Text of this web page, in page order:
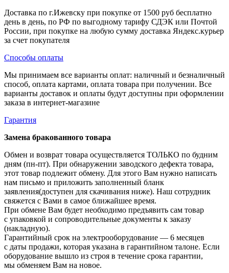
Доставка по г.Ижевску при покупке от 1500 руб бесплатно
день в день, по РФ по выгодному тарифу СДЭК или Почтой
России, при покупке на любую сумму доставка Яндекс.курьер
за счет покупателя
Способы оплаты
Мы принимаем все варианты оплат: наличный и безналичный
способ, оплата картами, оплата товара при получении. Все
варианты доставок и оплаты будут доступны при оформлении
заказа в интернет-магазине
Гарантия
Замена бракованного товара
Обмен и возврат товара осуществляется ТОЛЬКО по будним
дням (пн-пт). При обнаружении заводского дефекта товара,
этот товар подлежит обмену. Для этого Вам нужно написать
нам письмо и приложить заполненный бланк
заявления(доступен для скачивания ниже). Наш сотрудник
свяжется с Вами в самое ближайшее время.
При обмене Вам будет необходимо предъявить сам товар
с упаковкой и сопроводительные документы к заказу
(накладную).
Гарантийный срок на электрооборудование — 6 месяцев
с даты продажи, которая указана в гарантийном талоне. Если
оборудование вышло из строя в течение срока гарантии,
мы обменяем Вам на новое.